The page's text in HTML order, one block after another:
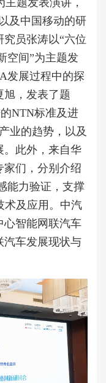
题发表演讲，
及中国移动的研
员张涛以“六位
空间”为主题发
发展过程中的探
旭，发表了题
NTN标准及进
业的趋势，以及
。此外，来自华
家们，分别介绍
能力验证，支撑
术及应用。中汽
心智能网联汽车
汽车发展现状与